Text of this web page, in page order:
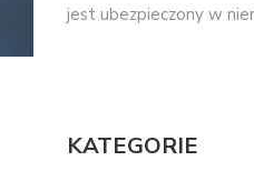
jest ubezpieczony w
KATEGORIE